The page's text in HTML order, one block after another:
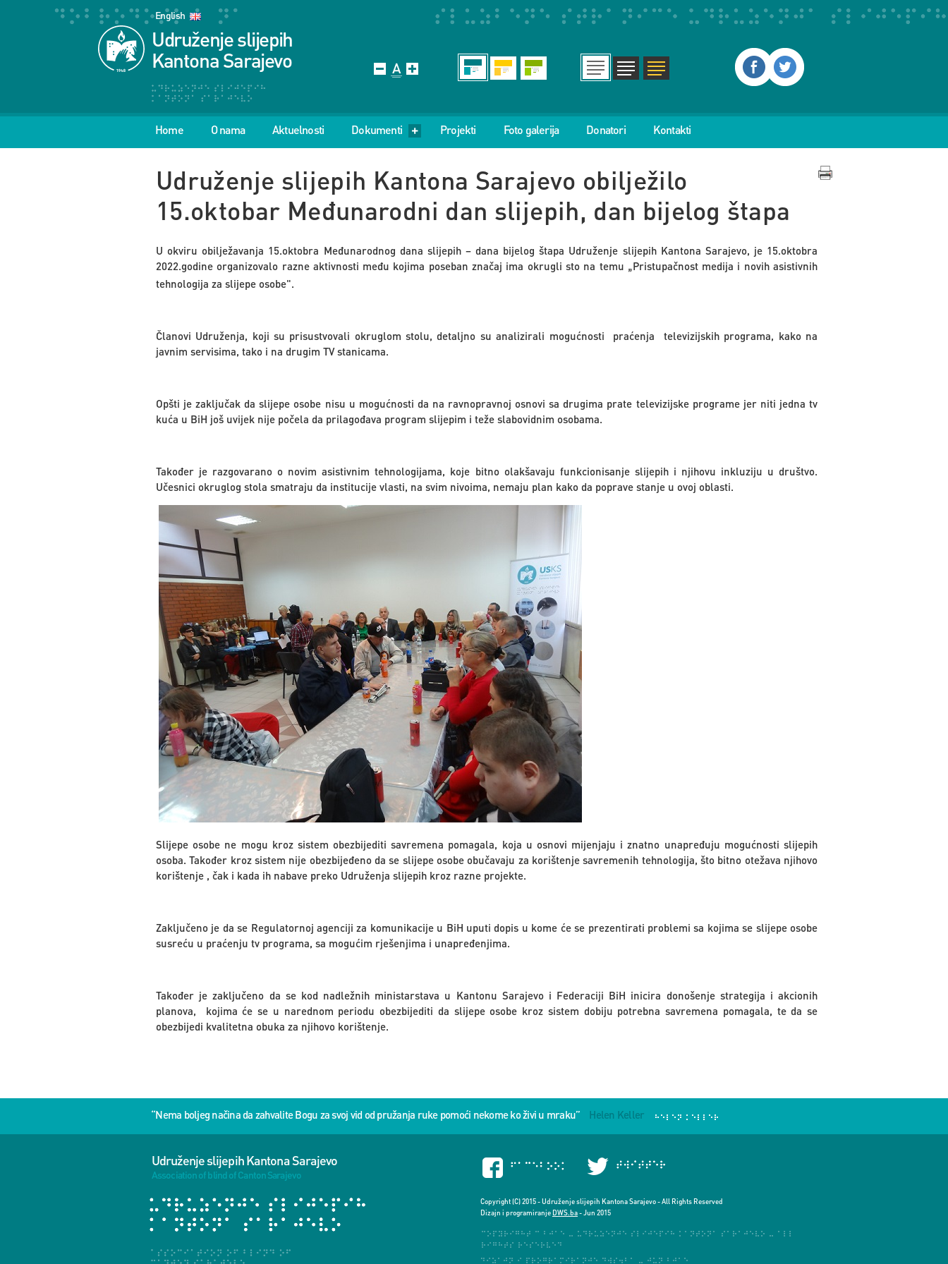
English
Udruženje slijepih
Kantona Sarajevo
Home O nama Aktuelnosti Dokumenti Projekti Foto galerija Donatori Kontakti
Udruženje slijepih Kantona Sarajevo obilježilo
15.oktobar Međunarodni dan slijepih, dan bijelog štapa
U okviru obilježavanja 15.oktobra Međunarodnog dana slijepih – dana bijelog štapa Udruženje slijepih Kantona Sarajevo, je 15.oktobra
2022.godine organizovalo razne aktivnosti među kojima poseban značaj ima okrugli sto na temu „Pristupačnost medija i novih asistivnih
tehnologija za slijepe osobe".
Članovi Udruženja, koji su prisustvovali okruglom stolu, detaljno su analizirali mogućnosti praćenja televizijskih programa, kako na
javnim servisima, tako i na drugim TV stanicama.
Opšti je zaključak da slijepe osobe nisu u mogućnosti da na ravnopravnoj osnovi sa drugima prate televizijske programe jer niti jedna tv
kuća u BiH još uvijek nije počela da prilagođava program slijepim i teže slabovidnim osobama.
Također je razgovarano o novim asistivnim tehnologijama, koje bitno olakšavaju funkcionisanje slijepih i njihovu inkluziju u društvo.
Učesnici okruglog stola smatraju da institucije vlasti, na svim nivoima, nemaju plan kako da poprave stanje u ovoj oblasti.
Slijepe osobe ne mogu kroz sistem obezbijediti savremena pomagala, koja u osnovi mijenjaju i znatno unapređuju mogućnosti slijepih
osoba. Također kroz sistem nije obezbijeđeno da se slijepe osobe obučavaju za korištenje savremenih tehnologija, što bitno otežava njihovo
korištenje , čak i kada ih nabave preko Udruženja slijepih kroz razne projekte.
Zaključeno je da se Regulatornoj agenciji za komunikacije u BiH uputi dopis u kome će se prezentirati problemi sa kojima se slijepe osobe
susreću u praćenju tv programa, sa mogućim rješenjima i unapređenjima.
Također je zaključeno da se kod nadležnih ministarstava u Kantonu Sarajevo i Federaciji BiH inicira donošenje strategija i akcionih
planova, kojima će se u narednom periodu obezbijediti da slijepe osobe kroz sistem dobiju potrebna savremena pomagala, te da se
obezbijedi kvalitetna obuka za njihovo korištenje.
“Nema boljeg načina da zahvalite Bogu za svoj vid od pružanja ruke pomoći nekome ko živi u mraku” Helen Keller
Udruženje slijepih Kantona Sarajevo
Association of blind of Canton Sarajevo
Copyright (C) 2015 - Udruženje slijepih Kantona Sarajevo - All Rights Reserved
Dizajn i programiranje DWS.ba- Jun 2015